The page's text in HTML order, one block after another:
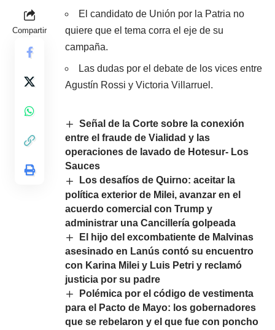
Compartir
El candidato de Unión por la Patria no
quiere que el tema corra el eje de su
campaña.
Las dudas por el debate de los vices entre
Agustín Rossi y Victoria Villarruel.
Señal de la Corte sobre la conexión
entre el fraude de Vialidad y las
operaciones de lavado de Hotesur- Los
Sauces
Los desafíos de Quirno: aceitar la
política exterior de Milei, avanzar en el
acuerdo comercial con Trump y
administrar una Cancillería golpeada
El hijo del excombatiente de Malvinas
asesinado en Lanús contó su encuentro
con Karina Milei y Luis Petri y reclamó
justicia por su padre
Polémica por el código de vestimenta
para el Pacto de Mayo: los gobernadores
que se rebelaron y el que fue con poncho